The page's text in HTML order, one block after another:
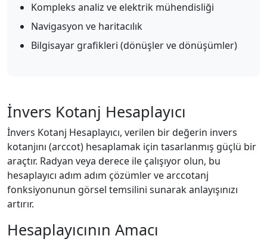
Kompleks analiz ve elektrik mühendisliği
Navigasyon ve haritacılık
Bilgisayar grafikleri (dönüşler ve dönüşümler)
İnvers Kotanj Hesaplayıcı
İnvers Kotanj Hesaplayıcı, verilen bir değerin invers
kotanjını (arccot) hesaplamak için tasarlanmış güçlü bir
araçtır. Radyan veya derece ile çalışıyor olun, bu
hesaplayıcı adım adım çözümler ve arccotanj
fonksiyonunun görsel temsilini sunarak anlayışınızı
artırır.
Hesaplayıcının Amacı